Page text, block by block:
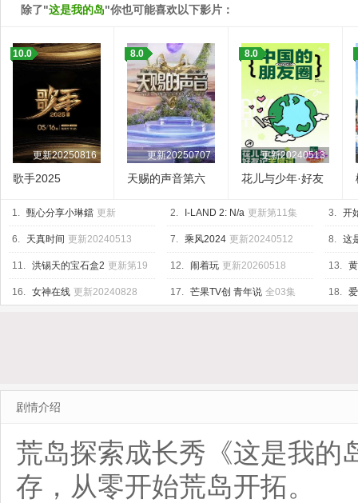
除了"这是我的岛"你也可能喜欢以下影片：
更新20250816
10.0
歌手2025
更新20250707
8.0
天赐的声音第六
更新20240513
8.0
花儿与少年·好友
1. 甄心分享小琳鐺 更新
20241119
2. I-LAND 2: N/a 更新第11集 3. 开
6. 天真时间 更新20240513 7. 乘风2024 更新20240512 8. 这
11. 洪锡天的宝石盒2 更新第19
集
12. 闹着玩 更新20260518 13.
16. 女神在线 更新20240828 17. 芒果TV创 青年说 全03集 18.
剧情介绍
荒岛探索成长秀《这是我的
存，从零开始荒岛开拓。